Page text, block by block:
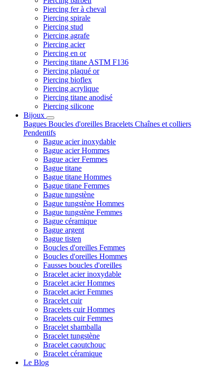
Piercing fer à cheval
Piercing spirale
Piercing stud
Piercing agrafe
Piercing acier
Piercing en or
Piercing titane ASTM F136
Piercing plaqué or
Piercing bioflex
Piercing acrylique
Piercing titane anodisé
Piercing silicone
Bijoux
Bagues Boucles d'oreilles Bracelets Chaînes et colliers
Pendentifs
Bague acier inoxydable
Bague acier Hommes
Bague acier Femmes
Bague titane
Bague titane Hommes
Bague titane Femmes
Bague tungstène
Bague tungstène Hommes
Bague tungstène Femmes
Bague céramique
Bague argent
Bague tisten
Boucles d'oreilles Femmes
Boucles d'oreilles Hommes
Fausses boucles d'oreilles
Bracelet acier inoxydable
Bracelet acier Hommes
Bracelet acier Femmes
Bracelet cuir
Bracelets cuir Hommes
Bracelets cuir Femmes
Bracelet shamballa
Bracelet tungstène
Bracelet caoutchouc
Bracelet céramique
Le Blog